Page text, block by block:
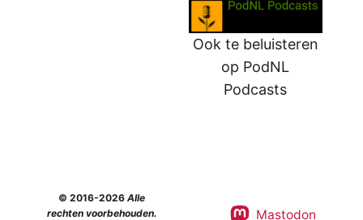
Ook te beluisteren
op PodNL
Podcasts
© 2016-2026Alle
rechten voorbehouden.
Mastodon